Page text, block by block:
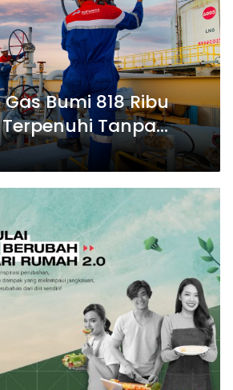
Bumi 818 Ribu
Tanpa
Suksesnya
2025 PGN